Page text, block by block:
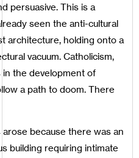
persuasive. This is a
seen the anti-cultural
architecture, holding onto a
vacuum. Catholicism,
the development of
a path to doom. There
because there was an
building requiring intimate